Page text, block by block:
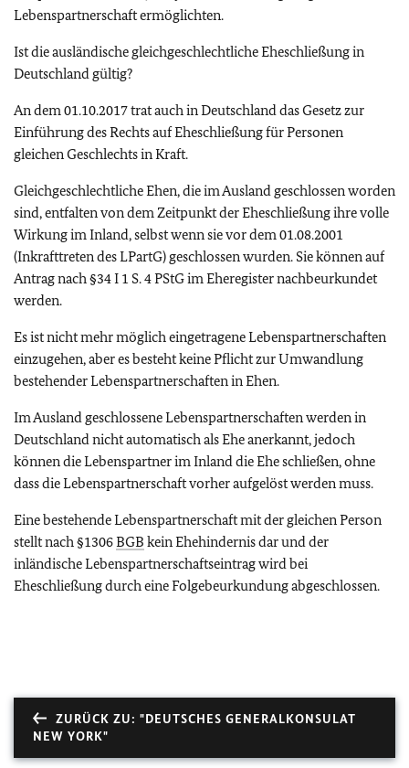
Lebenspartnerschaft ermöglichten.
Ist die ausländische gleichgeschlechtliche Eheschließung in
Deutschland gültig?
An dem 01.10.2017 trat auch in Deutschland das Gesetz zur
Einführung des Rechts auf Eheschließung für Personen
gleichen Geschlechts in Kraft.
Gleichgeschlechtliche Ehen, die im Ausland geschlossen worden
sind, entfalten von dem Zeitpunkt der Eheschließung ihre volle
Wirkung im Inland, selbst wenn sie vor dem 01.08.2001
(Inkrafttreten des LPartG) geschlossen wurden. Sie können auf
Antrag nach §34 I 1 S. 4 PStG im Eheregister nachbeurkundet
werden.
Es ist nicht mehr möglich eingetragene Lebenspartnerschaften
einzugehen, aber es besteht keine Pflicht zur Umwandlung
bestehender Lebenspartnerschaften in Ehen.
Im Ausland geschlossene Lebenspartnerschaften werden in
Deutschland nicht automatisch als Ehe anerkannt, jedoch
können die Lebenspartner im Inland die Ehe schließen, ohne
dass die Lebenspartnerschaft vorher aufgelöst werden muss.
Eine bestehende Lebenspartnerschaft mit der gleichen Person
stellt nach §1306BGB kein Ehehindernis dar und der
inländische Lebenspartnerschaftseintrag wird bei
Eheschließung durch eine Folgebeurkundung abgeschlossen.
ZURÜCK ZU: "DEUTSCHES GENERALKONSULAT
NEW YORK"